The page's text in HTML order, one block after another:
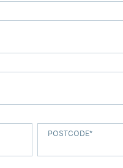
POSTCODE*